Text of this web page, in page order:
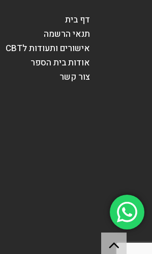
דף בית
תנאי הרשמה
אישורים ותעודות לCBT
אודות בית הספר
צור קשר